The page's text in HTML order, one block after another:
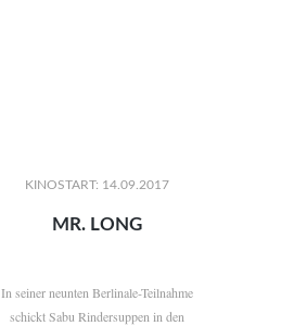
KINOSTART: 14.09.2017
MR. LONG
In seiner neunten Berlinale-Teilnahme
schickt Sabu Rindersuppen in den